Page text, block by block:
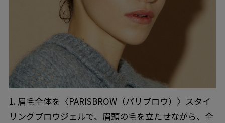
1. 眉毛全体を〈PARISBROW（パリブロウ）〉スタイ
リングブロウジェルで、眉頭の毛を立たせながら、全